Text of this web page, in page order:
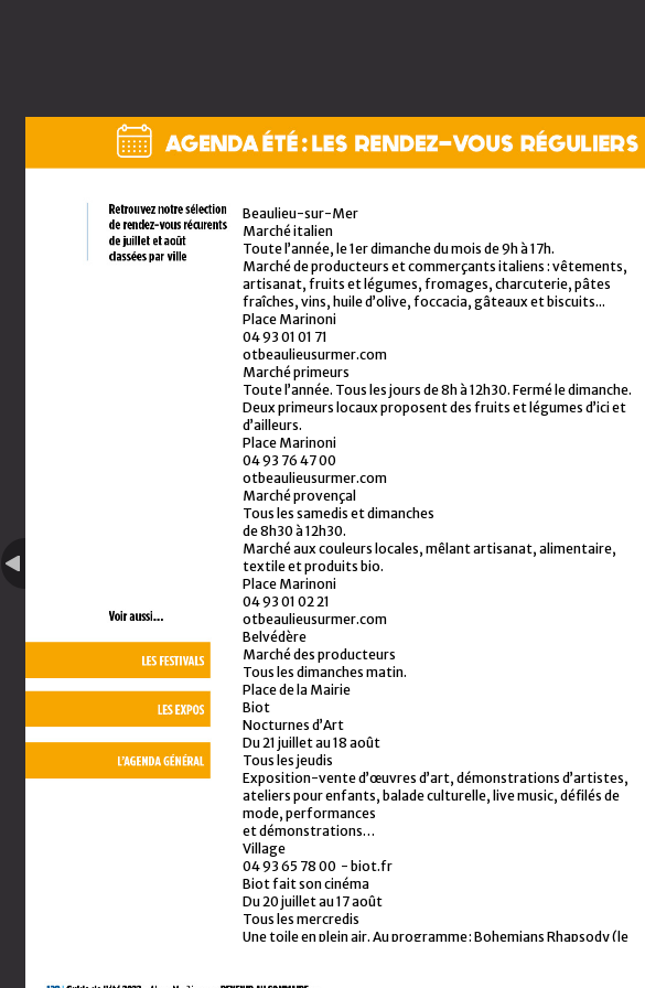
Antibes Juans-les-pins
Cap’Art Garoupe
Du 14 au 16 juillet
Les 14 et 15 de 10h à 22h, le 16 de 10h à 19h. « Cap‘Art Garoupe
» accueille des artistes d’art contemporain (sculpteurs,
photographes, peintres, verriers, céramistes, graphistes
talentueux).
Plateau de la Garoupe
Plantu : Morceaux choisis
Du 9 juillet au 30 novembre
Cette exposition présente cent dessins de Jean Plantu,
dessinateur-éditorialiste du journal Le Monde pendant
cinquante ans, pour revenir avec Humour et gravité sur un
demi-siècle de politique internationale. Des dessins pour
sourire, réfléchir et s’interroger.
Musée Peynet et du dessin
humoristique
Fermé les lundis.Ouvert de 10h à 12h50 et de 14h à 18h jusqu’à
fin octobre
Jaume Plensa La lumière veille
Jusqu’au 25 septembre
Une exposition unique et exceptionnelle qui rassemble
quatre-vingt-dix œuvres. C’est la première rétrospective des
dessins de l’artiste dans un musée. Elle a été conçue à
l’occasion du dixième anniversaire de l’installation pérenne de
la sculpture monumentale Nomade sur la terrasse du bastion
Saint-Jaume, commande pour le musée Picasso de la Ville
d’Antibes
à l’artiste en 2010.
Musée Picasso. 4, rue des Cordiers
Ouvert du mardi au dimanche de 10h
à 18h.
Les Peintres paysagistes
Jusqu’au 31 décembre
En plus de son exposition permanente avec visite audioguidée,
le Musée de la Carte Postale vous présente une exposition
temporaire de cartes postales anciennes représentant des
peintres paysagistes en action.
Musée de la Carte Postale
4, avenue Tournelli
Ouvert de 14h à 18h du mardi au dimanche inclus. Entrée : 5€
(gratuit - 12 ans).
Beaulieu-sur-Mer
Marché italien
Toute l’année, le 1er dimanche du mois de 9h à 17h.
Marché de producteurs et commerçants italiens : vêtements,
artisanat, fruits et légumes, fromages, charcuterie, pâtes
fraîches, vins, huile d’olive, foccacia, gâteaux et biscuits...
Place Marinoni
04 93 01 01 71
otbeaulieusurmer.com
Marché primeurs
Toute l’année. Tous les jours de 8h à 12h30. Fermé le dimanche.
Deux primeurs locaux proposent des fruits et légumes d’ici et
d’ailleurs.
Place Marinoni
04 93 76 47 00
otbeaulieusurmer.com
Marché provençal
Tous les samedis et dimanches
de 8h30 à 12h30.
Marché aux couleurs locales, mêlant artisanat, alimentaire,
textile et produits bio.
Place Marinoni
04 93 01 02 21
otbeaulieusurmer.com
Belvédère
Marché des producteurs
Tous les dimanches matin.
Place de la Mairie
Biot
Nocturnes d’Art
Du 21 juillet au 18 août
Tous les jeudis
Exposition-vente d’œuvres d’art, démonstrations d’artistes,
ateliers pour enfants, balade culturelle, live music, défilés de
mode, performances
et démonstrations…
Village
04 93 65 78 00 - biot.fr
Biot fait son cinéma
Du 20 juillet au 17 août
Tous les mercredis
Une toile en plein air. Au programme : Bohemians Rhapsody (le